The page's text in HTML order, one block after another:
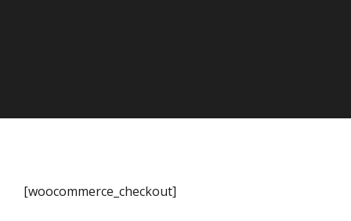
[woocommerce_checkout]